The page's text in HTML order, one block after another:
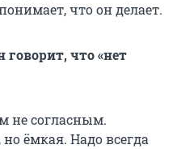
что он делает.
говорит, что «нет
не согласным.
ёмкая. Надо всегда